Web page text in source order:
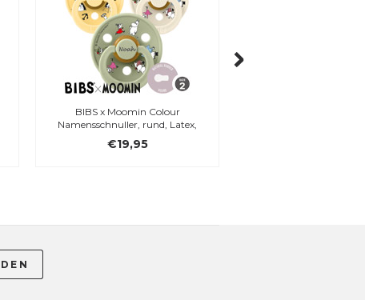
BIBS x Moomin Colour
Namensschnuller, rund, Latex,
Gr. 2
€19,95